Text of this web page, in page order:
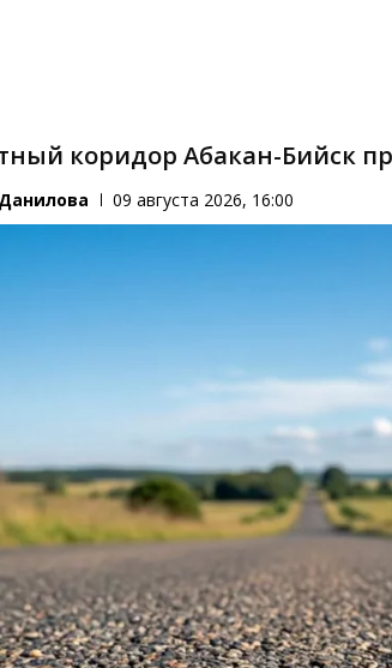
коридор Абакан-Бийск
09 августа 2026, 16:00